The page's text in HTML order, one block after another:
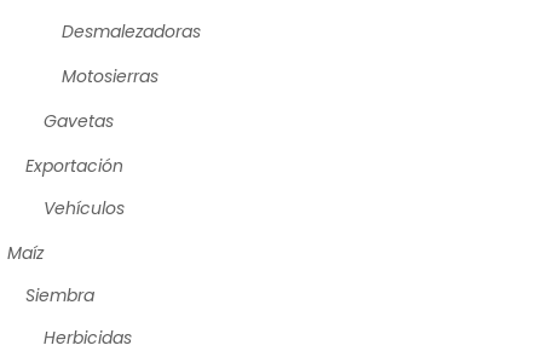
Desmalezadoras
Motosierras
Gavetas
Exportación
Vehículos
Maíz
Siembra
Herbicidas